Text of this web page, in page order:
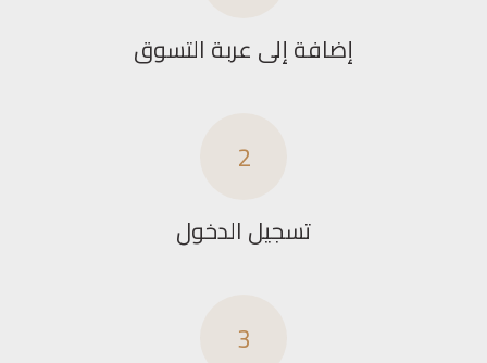
3
2
تسجيل الدخول
إضافة إلى عربة التسوق